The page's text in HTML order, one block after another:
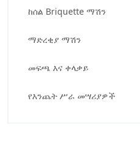
ከሰል Briquette ማሽን
ማድረቂያ ማሽን
መፍጫ እና ቀላቃይ
የእንጨት ሥራ መሣሪያዎች